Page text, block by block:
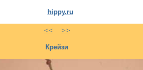
hippy.ru
<< >>
Крейзи